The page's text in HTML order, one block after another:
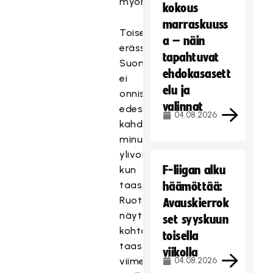
Toisessa
erässä
Suomi
ei
onnistunut
edes
kahden
minuutin
ylivoimalla,
kun
taas
Ruotsi
näytti
kohta
taas
viimeistelyn
kokous
marraskuuss
a – näin
tapahtuvat
ehdokasasett
elu ja
valinnat
04.08.2026
F-liigan alku
häämöttää:
Avauskierrok
set syyskuun
toisella
viikolla
04.08.2026